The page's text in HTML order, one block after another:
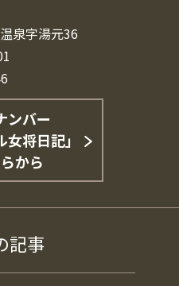
泉字湯元36
ンバー
女将日記」
から
記事